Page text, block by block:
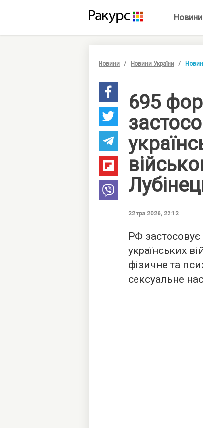
Новини
Новини Новини України
695
22 тра 2026, 22:12
РФ застосовує
українських
фізичне та
сексуальне